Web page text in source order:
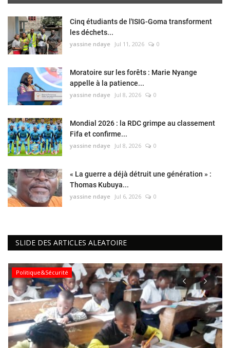
Cinq étudiants de l'ISIG-Goma transforment
les déchets...
yassine ndaye Jul 11, 2026 0
Moratoire sur les forêts : Marie Nyange
appelle à la patience...
yassine ndaye Jul 8, 2026 0
Mondial 2026 : la RDC grimpe au classement
Fifa et confirme...
yassine ndaye Jul 8, 2026 0
« La guerre a déjà détruit une génération » :
Thomas Kubuya...
yassine ndaye Jul 6, 2026 0
SLIDE DES ARTICLES ALEATOIRE
Politique&Sécurité